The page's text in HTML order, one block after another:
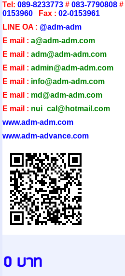
Tel: 089-8233773# 083-7790808#
0153960Fax : 02-0153961
LINE OA : @adm-adm
E mail : a@adm-adm.com
E mail : adm@adm-adm.com
E mail : admin@adm-ad m.com
E mail : info@adm-adm.com
E mail : md@adm-adm.com
E mail : nui_cal@hotmail.com
www.adm-adm.com
www.adm-advance.com
0 บาท